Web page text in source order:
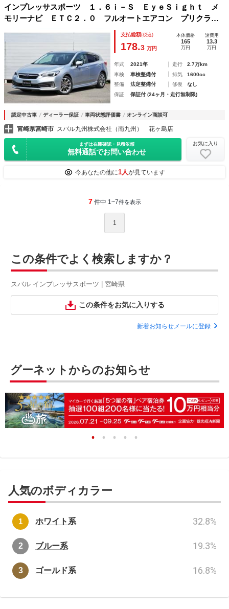
インプレッサスポーツ １．６ｉ－Ｓ ＥｙｅＳｉｇｈｔ メ
モリーナビ ＥＴＣ２．０ フルオートエアコン プリクラッ
シュブレーキ 全車速追従機能付クルーズコントロール アク
ティブレーンキープ Ｒカメラ 後方警戒支援システムＳＲＶ
Ｄ 後退時ブレーキアシストＲＡＢ
支払総額(税込)
178.3 万円
本体価格
165
万円
諸費用
13.3
万円
年式 2021年 走行
2.7万km
車検
車検整備付 排気
1600cc
整備
法定整備付 修復
なし
保証
保証付 (24ヶ月・走行無制限)
認定中古車 ディーラー保証 車両状態評価書 オンライン商談可
宮崎県宮崎市 スバル九州株式会社（南九州） 花ヶ島店
まずは在庫確認・見積依頼
無料通話でお問い合わせ
お気に入り
今あなたの他に1人が見ています
7 件中 1~7件を表示
1
この条件でよく検索しますか？
スバル インプレッサスポーツ | 宮崎県
この条件をお気に入りする
新着お知らせメールに登録
グーネットからのお知らせ
人気のボディカラー
ホワイト系 32.8%
ブルー系 19.3%
ゴールド系 16.8%